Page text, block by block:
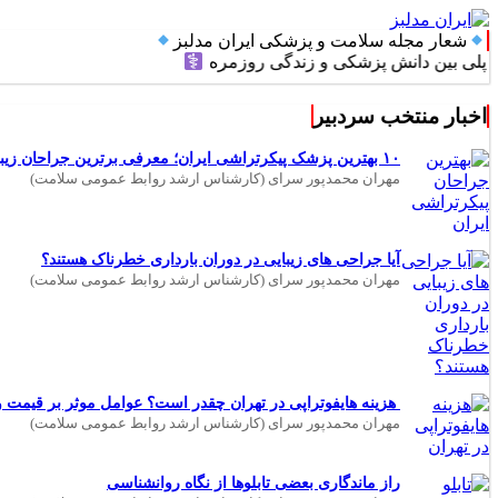
شعار مجله سلامت و پزشکی ایران مدلبز
دانش پزشکی و زندگی روزمره
اخبار منتخب سردبیر
۱۰ بهترین پزشک پیکرتراشی ایران؛ معرفی برترین جراحان زیبایی بدن
مهران محمدپور سرای (کارشناس ارشد روابط عمومی سلامت)
آیا جراحی های زیبایی در دوران بارداری خطرناک هستند؟
مهران محمدپور سرای (کارشناس ارشد روابط عمومی سلامت)
هزینه هایفوتراپی در تهران چقدر است؟ عوامل موثر بر قیمت
مهران محمدپور سرای (کارشناس ارشد روابط عمومی سلامت)
راز ماندگاری بعضی تابلوها از نگاه روانشناسی